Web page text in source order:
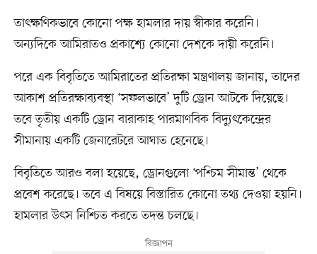
তাৎক্ষণিকভাবে কোনো পক্ষ হামলার দায় স্বীকার করেনি।
অন্যদিকে আমিরাতও প্রকাশ্যে কোনো দেশকে দায়ী করেনি।
পরে এক বিবৃতিতে আমিরাতের প্রতিরক্ষা মন্ত্রণালয় জানায়, তাদের
আকাশ প্রতিরক্ষাব্যবস্থা ‘সফলভাবে’ দুটি ড্রোন আটকে দিয়েছে।
তবে তৃতীয় একটি ড্রোন বারাকাহ পারমাণবিক বিদ্যুৎকেন্দ্রের
সীমানায় একটি জেনারেটরে আঘাত হেনেছে।
বিবৃতিতে আরও বলা হয়েছে, ড্রোনগুলো ‘পশ্চিম সীমান্ত’ থেকে
প্রবেশ করেছে। তবে এ বিষয়ে বিস্তারিত কোনো তথ্য দেওয়া হয়নি।
হামলার উৎস নিশ্চিত করতে তদন্ত চলছে।